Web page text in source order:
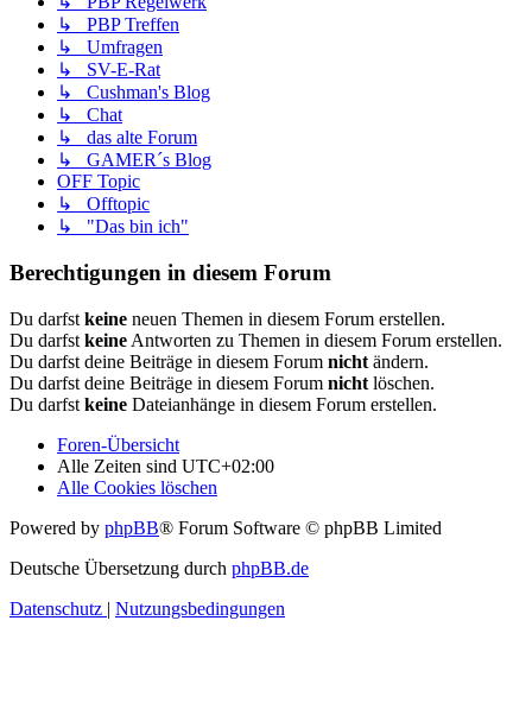
↳ PBP Treffen
↳ Umfragen
↳ SV-E-Rat
↳ Cushman's Blog
↳ Chat
↳ das alte Forum
↳ GAMER´s Blog
OFF Topic
↳ Offtopic
↳ "Das bin ich"
Berechtigungen in diesem Forum
Du darfst keine neuen Themen in diesem Forum erstellen.
Du darfst keine Antworten zu Themen in diesem Forum erstellen.
Du darfst deine Beiträge in diesem Forum nicht ändern.
Du darfst deine Beiträge in diesem Forum nicht löschen.
Du darfst keine Dateianhänge in diesem Forum erstellen.
Foren-Übersicht
Alle Zeiten sind UTC+02:00
Alle Cookies löschen
Powered by phpBB® Forum Software © phpBB Limited
Deutsche Übersetzung durch phpBB.de
Datenschutz | Nutzungsbedingungen